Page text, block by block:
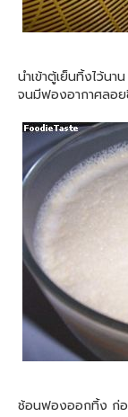
นำเข้าตู้เย็นทิ้งไว้นา
จนมีฟองอากาศลอย
ช้อนฟองออกทิ้ง ก่อ